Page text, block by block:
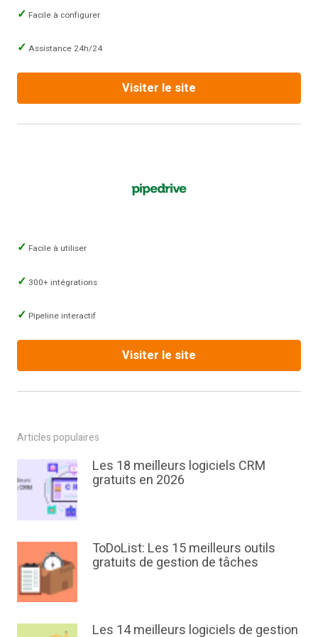
Facile à configurer
Assistance 24h/24
Visiter le site
Facile à utiliser
300+ intégrations
Pipeline interactif
Visiter le site
Articles populaires
Les 18 meilleurs logiciels CRM
gratuits en 2026
ToDoList: Les 15 meilleurs outils
gratuits de gestion de tâches
Les 14 meilleurs logiciels de gestion